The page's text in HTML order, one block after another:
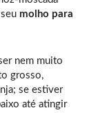
molho para
nem muito
grosso,
se estiver
até atingir